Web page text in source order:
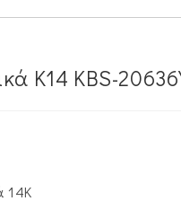
Κ14 KBS-
14Κ